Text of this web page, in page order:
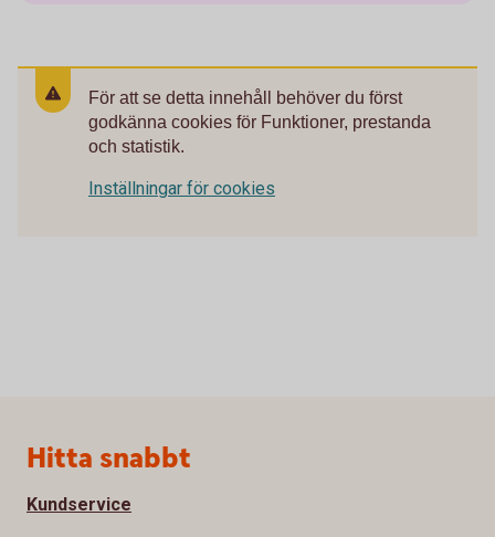
För att se detta innehåll behöver du först
godkänna cookies för Funktioner, prestanda
och statistik.
Inställningar för cookies
Sidfot
Hitta snabbt
Kundservice